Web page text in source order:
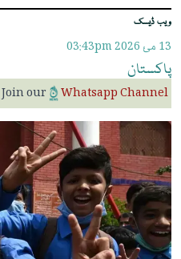
ویب ڈیسک
13 مئ 2026 03:43pm
پاکستان
Join our Whatsapp Channel